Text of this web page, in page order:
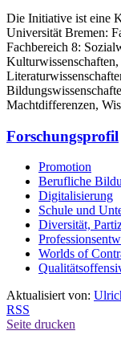
Die Initiative ist eine
Universität Bremen:
Fachbereich 8:
Machtdifferenzen,
Forschungsprofil
Promotion
Berufliche
Digitalisierung
Schule und
Diversität,
Worlds of
Aktualisiert von:
RSS
Seite drucken